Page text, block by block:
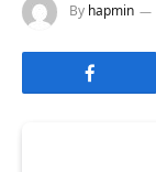
By hapmin